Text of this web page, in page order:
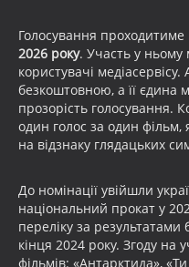
Голосування проходитиме
2026 року. Участь у ньому
користувачі
безкоштовною, а її єдина
прозорість голосування.
один голос за один фільм,
на відзнаку глядацьких
До номінації увійшли
національний прокат у
переліку за результатами
кінця 2024 року. Згоду на
фільмів: «Антарктида»,